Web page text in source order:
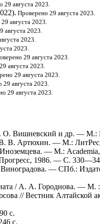
29 августа 2023.
Проверено 29 августа 2023.
августа 2023.
августа 2023.
2023.
2023.
29 августа 2023.
августа 2023.
29 августа 2023.
29 августа 2023.
29 августа 2023.
К. О. Вишневский и др. —
В. В. Артюхин. — М.:
Иноземцева. — М.:
1986. — С.
— СПб.:
/ А. А. Городнова. —
// Вестник
с.
с.